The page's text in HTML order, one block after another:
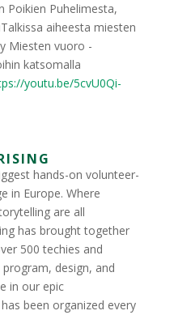
Poikien Puhelimesta,
aiheesta miesten
Miesten vuoro -
katsomalla
youtu.be/5cvU0Qi-
hands-on volunteer-
in Europe. Where
are all
has brought together
500 techies and
design, and
in our epic
been organized every